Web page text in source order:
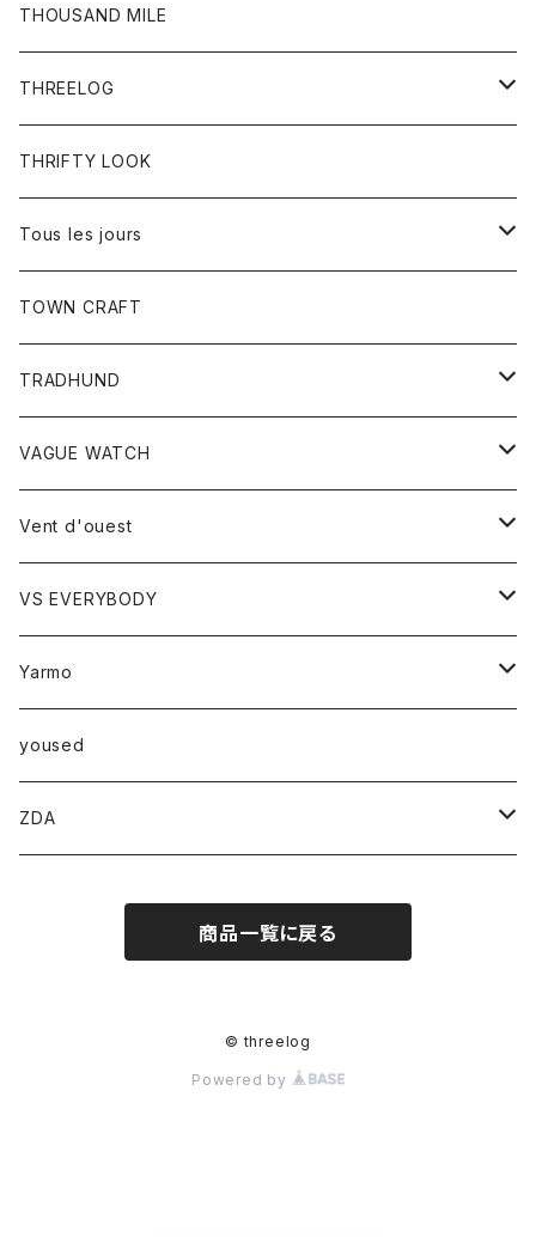
ワンピース
コート
ジーンズ
ショートパンツ
トップス
Tシャツ
THOUSAND MILE
THREELOG
トップス
Tシャツ
THRIFTY LOOK
Tous les jours
トップス
レディース
カットソー
TOWN CRAFT
TRADHUND
セーター
ベスト
VAGUE WATCH
時計
Vent d'ouest
ボトム
スカート
トップス
ベスト
VS EVERYBODY
トップス
Ｔシャツ
Yarmo
アウター
コート
小物
yoused
ZDA
商品一覧に戻る
© threelog
Powered by